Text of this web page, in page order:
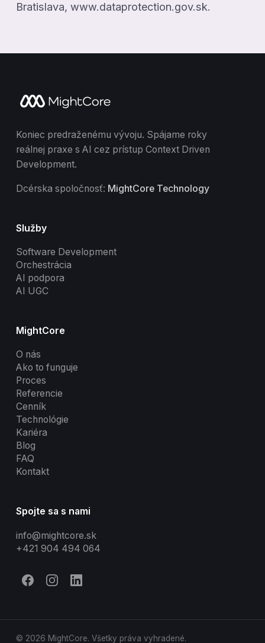
Bratislava, www.dataprotection.gov.sk.
Koniec predraženému vývoju. Spájame roky
reálnej praxe s AI cez prístup Context Driven
Development.
Dcérska spoločnosť: MightCore Technology
Služby
Software Development
Orchestrácia
AI podpora
AI UGC
MightCore
O nás
Ako to funguje
Proces
Referencie
Cenník
Technológie
Kariéra
Blog
FAQ
Kontakt
Spojte sa s nami
info@mightcore.sk
+421 904 494 064
© 2026 MightCore. Všetky práva vyhradené.